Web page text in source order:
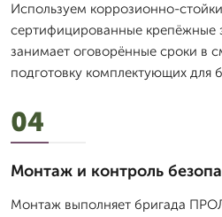
Используем коррозионно-
сертифицированные крепёжные
занимает оговорённые сроки в
подготовку комплектующих для
04
Монтаж и контроль
Монтаж выполняет бригада